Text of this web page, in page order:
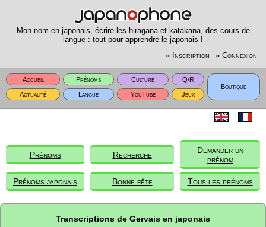
Mon nom en japonais, écrire les hiragana et katakana, des cours de
langue : tout pour apprendre le japonais !
» Inscription » Connexion
Accueil Prénoms Culture
Q/R
Boutique
Actualité
Langue YouTube Jeux
Prénoms Recherche
Demander un
prénom
Prénoms japonais Bonne fête Tous les prénoms
Transcriptions de Gervais en japonais